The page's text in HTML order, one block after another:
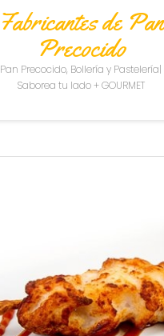
Fabricantes de Pan
Precocido
Pan Precocido, Bollería y Pastelería|
Saborea tu lado + GOURMET